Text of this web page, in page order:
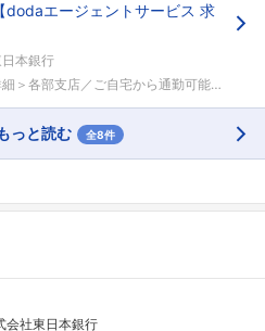
dodaエージェントサービス 求
本銀行
各部支店／ご自宅から通勤可能な範囲で...
っと読む 全8件
会社東日本銀行